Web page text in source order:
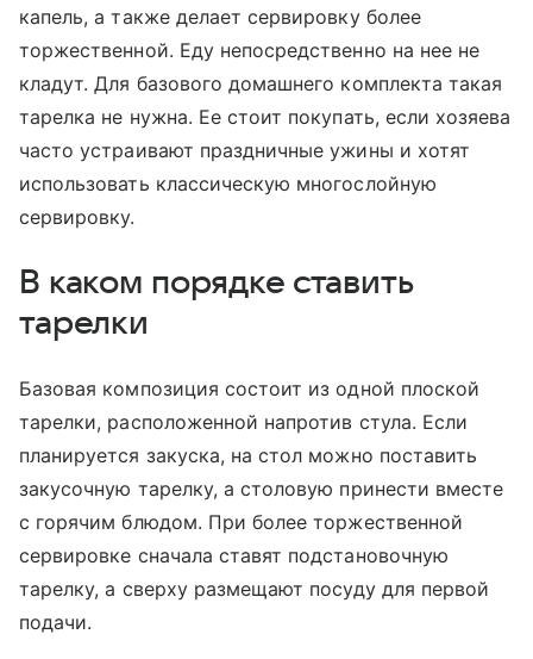
капель, а также делает сервировку более
торжественной. Еду непосредственно на нее не
кладут. Для базового домашнего комплекта такая
тарелка не нужна. Ее стоит покупать, если хозяева
часто устраивают праздничные ужины и хотят
использовать классическую многослойную
сервировку.
В каком порядке ставить
тарелки
Базовая композиция состоит из одной плоской
тарелки, расположенной напротив стула. Если
планируется закуска, на стол можно поставить
закусочную тарелку, а столовую принести вместе
с горячим блюдом. При более торжественной
сервировке сначала ставят подстановочную
тарелку, а сверху размещают посуду для первой
подачи.